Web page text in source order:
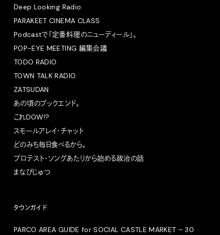
Deep Looking Radio
PARAKEET CINEMA CLASS
Podcastで「定番料理のニューディール」。
POP-EYE MEETING 編集会議
TODO RADIO
TOWN TALK RADIO
ZATSUDAN
あの頃のブックエンド。
これDOW!?
スモールアレイ・チャット
どのみち毎日食べるから。
プロテスト・ソングあたりから始める政治の話
まなびじゅつ
タウンガイド
PARCO AREA GUIDE for SOCIAL CASTLE MARKET – 30